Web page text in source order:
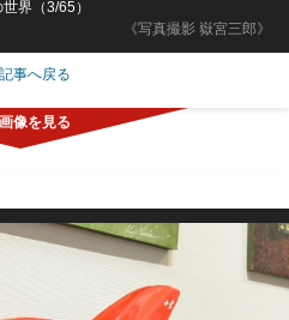
《写真撮影 嶽宮三郎》
界（3/65）
事へ戻る